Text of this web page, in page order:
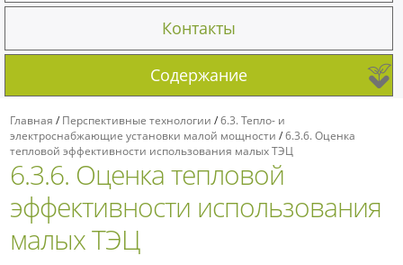
Контакты
Содержание
Главная /Перспективные технологии /6.3. Тепло- и
электроснабжающие установки малой мощности /6.3.6. Оценка
тепловой эффективности использования малых ТЭЦ
6.3.6. Оценка тепловой
эффективности использования
малых ТЭЦ